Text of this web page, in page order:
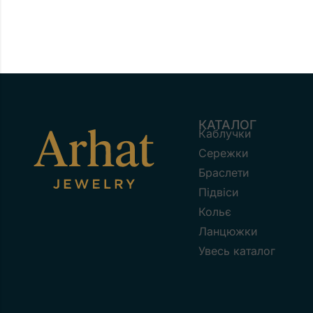
КАТАЛОГ
Каблучки
Сережки
Браслети
Підвіси
Кольє
Ланцюжки
Увесь каталог